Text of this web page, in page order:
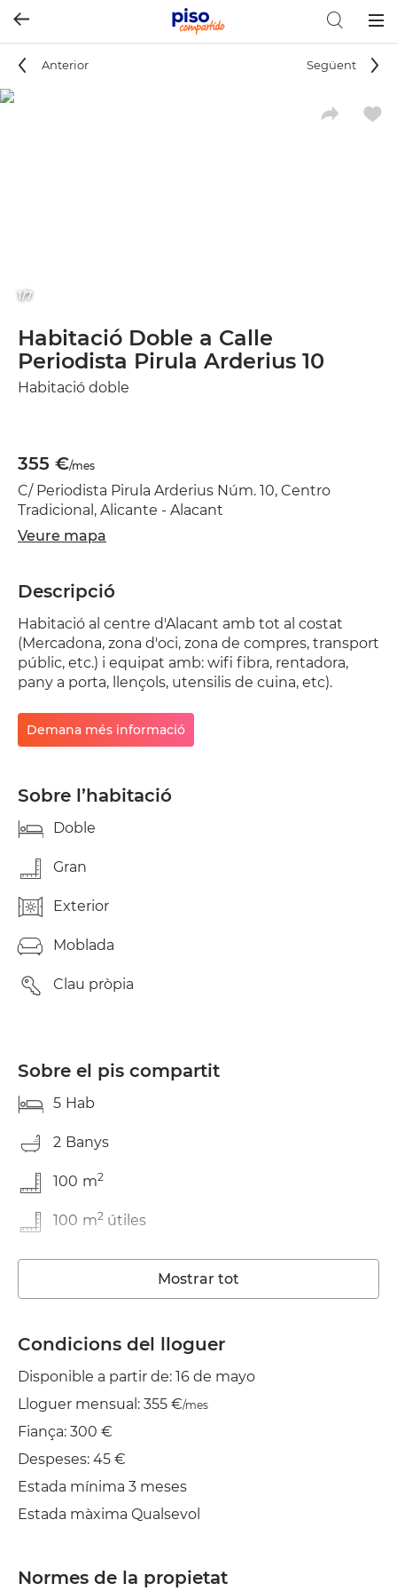
Anterior Següent
1/7
Habitació Doble a Calle
Periodista Pirula Arderius 10
Habitació doble
355 €/mes
C/ Periodista Pirula Arderius Núm. 10, Centro
Tradicional, Alicante - Alacant
Veure mapa
Descripció
Habitació al centre d'Alacant amb tot al costat
(Mercadona, zona d'oci, zona de compres, transport
públic, etc.) i equipat amb: wifi fibra, rentadora,
pany a porta, llençols, utensilis de cuina, etc).
Demana més informació
Sobre l’habitació
Doble
Gran
Exterior
Moblada
Clau pròpia
Sobre el pis compartit
5 Hab
2 Banys
100 m2
100 m2 útiles
En bon estat
Rentadora
Wifi
TV
Estenedor
Mostrar tot
Condicions del lloguer
Disponible a partir de: 16 de mayo
Lloguer mensual: 355 €/mes
Fiança: 300 €
Despeses: 45 €
Estada mínima 3 meses
Estada màxima Qualsevol
Normes de la propietat